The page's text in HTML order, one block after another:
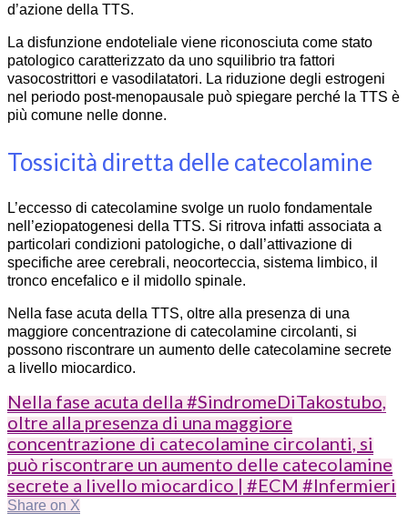
d’azione della TTS.
La disfunzione endoteliale viene riconosciuta come stato
patologico caratterizzato da uno squilibrio tra fattori
vasocostrittori e vasodilatatori. La riduzione degli estrogeni
nel periodo post-menopausale può spiegare perché la TTS è
più comune nelle donne.
Tossicità diretta delle catecolamine
L’eccesso di catecolamine svolge un ruolo fondamentale
nell’eziopatogenesi della TTS. Si ritrova infatti associata a
particolari condizioni patologiche, o dall’attivazione di
specifiche aree cerebrali, neocorteccia, sistema limbico, il
tronco encefalico e il midollo spinale.
Nella fase acuta della TTS, oltre alla presenza di una
maggiore concentrazione di catecolamine circolanti, si
possono riscontrare un aumento delle catecolamine secrete
a livello miocardico.
Nella fase acuta della #SindromeDiTakostubo,
oltre alla presenza di una maggiore
concentrazione di catecolamine circolanti, si
può riscontrare un aumento delle catecolamine
secrete a livello miocardico | #ECM #Infermieri
Share on X